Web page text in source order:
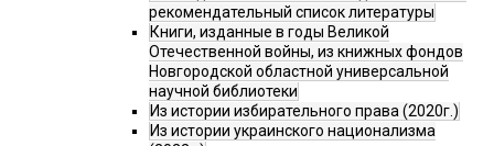
рекомендательный список литературы
Книги, изданные в годы Великой
Отечественной войны, из книжных фондов
Новгородской областной универсальной
научной библиотеки
Из истории избирательного права (2020г.)
Из истории украинского национализма